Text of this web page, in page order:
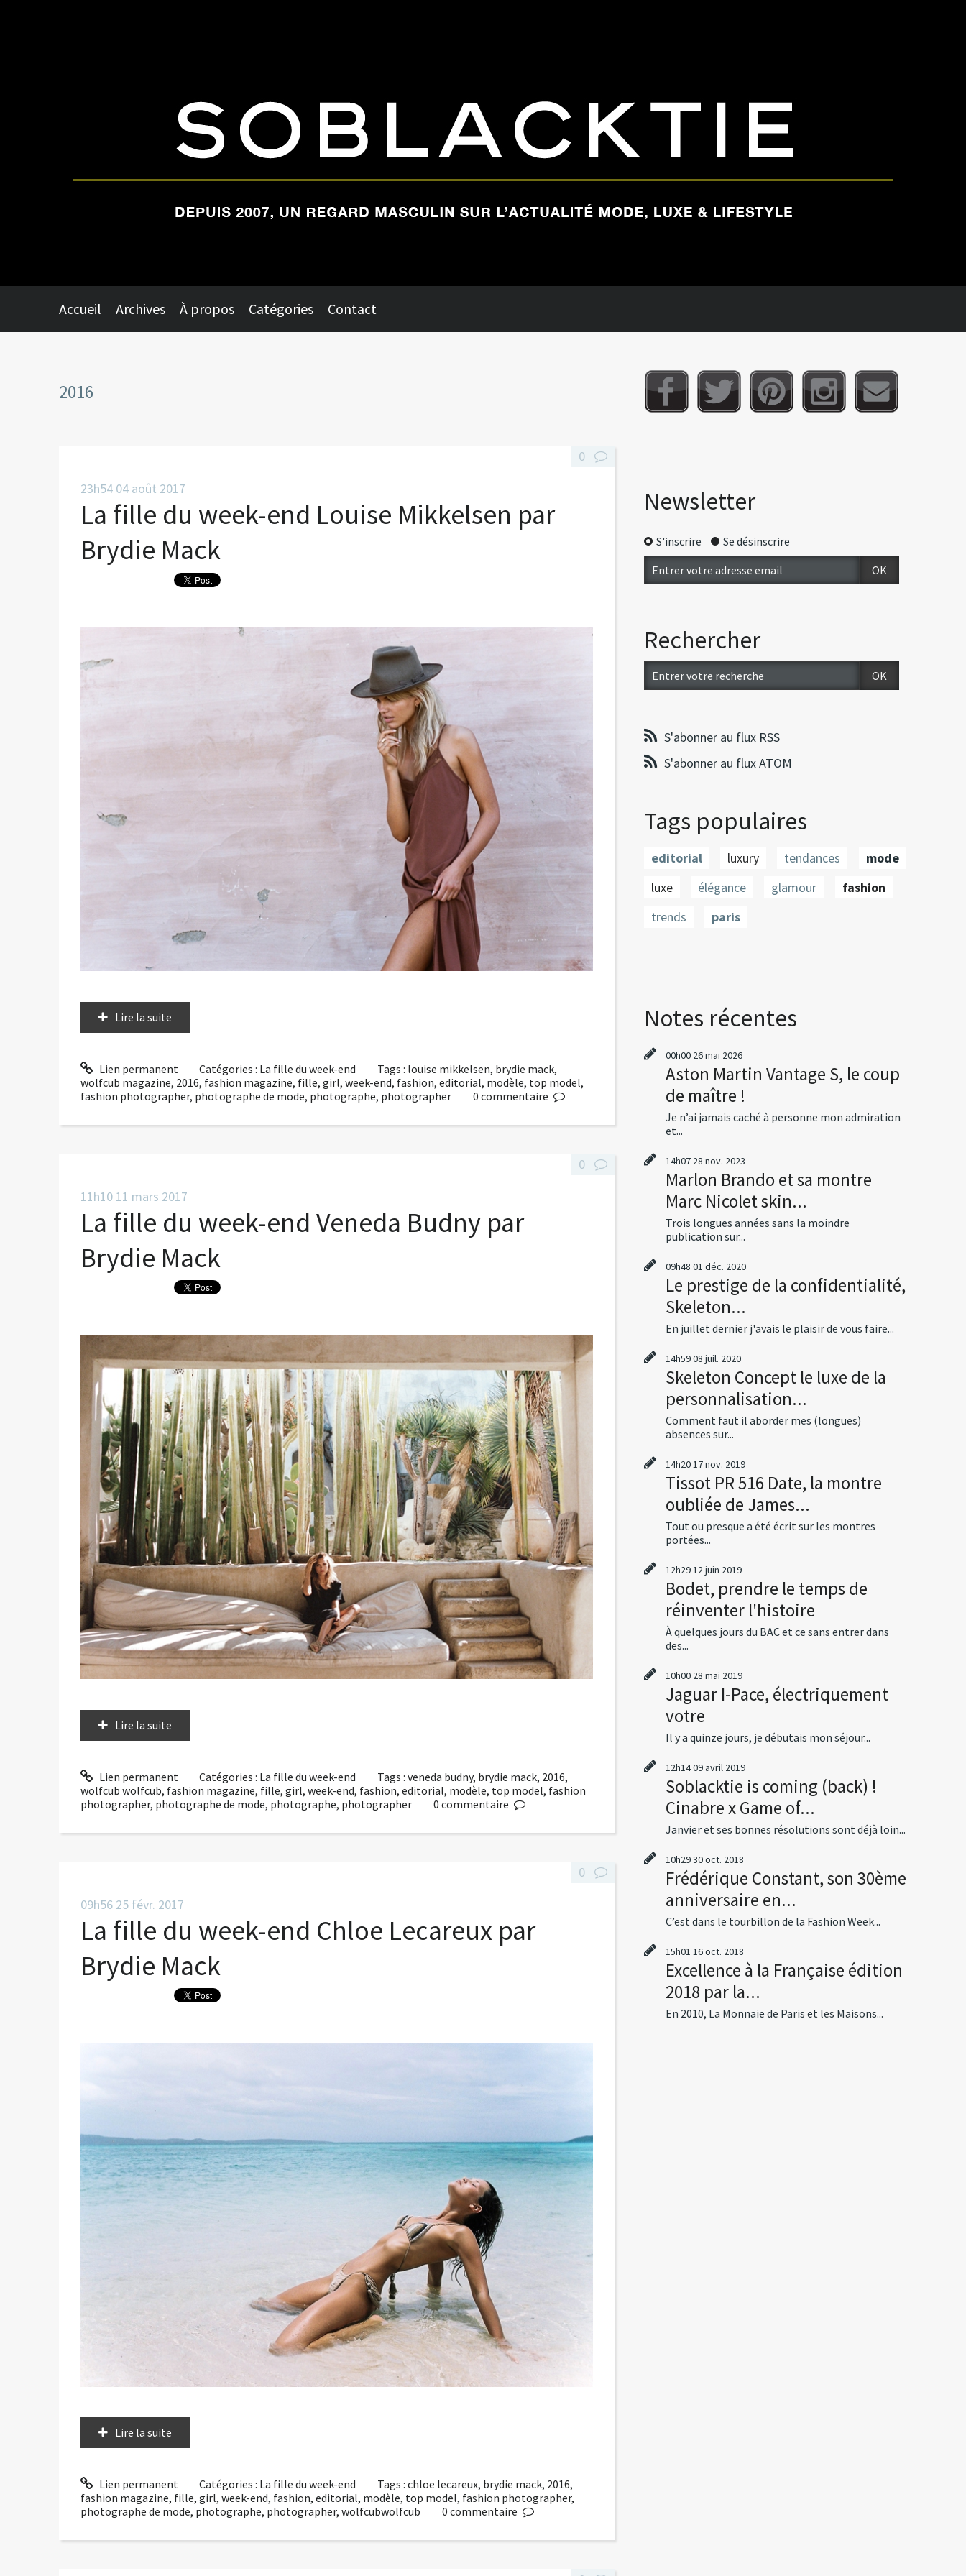
Accueil Archives À propos Catégories Contact
2016
23h54 04 août 2017
La fille du week-end Louise Mikkelsen par
Brydie Mack
Lire la suite
Lien permanent Catégories : La fille du week-end Tags : louise mikkelsen, brydie mack,
wolfcub magazine, 2016, fashion magazine, fille, girl, week-end, fashion, editorial, modèle, top model,
fashion photographer, photographe de mode, photographe, photographer
0
0 commentaire
11h10 11 mars 2017
La fille du week-end Veneda Budny par
Brydie Mack
Lire la suite
Lien permanent Catégories : La fille du week-end Tags :veneda budny, brydie mack, 2016,
wolfcub wolfcub, fashion magazine, fille, girl, week-end, fashion, editorial, modèle, top model, fashion
photographer, photographe de mode, photographe, photographer
0
0 commentaire
09h56 25 févr. 2017
La fille du week-end Chloe Lecareux par
Brydie Mack
Lire la suite
Lien permanent Catégories : La fille du week-end Tags :chloe lecareux, brydie mack, 2016,
fashion magazine, fille, girl, week-end, fashion, editorial, modèle, top model, fashion photographer,
photographe de mode, photographe, photographer, wolfcubwolfcub
0
0 commentaire
Newsletter
S'inscrire Se désinscrire
Rechercher
S'abonner au flux RSS
S'abonner au flux ATOM
Tags populaires
editorial luxury tendances
mode
luxe
élégance glamour
fashion
trends
paris
Notes récentes
00h00 26mai 2026
Aston Martin Vantage S, le coup
de maître !
Je n’ai jamais caché à personne mon admiration
et...
14h07 28 nov. 2023
Marlon Brando et sa montre
Marc Nicolet skin...
Trois longues années sans la moindre
publication sur...
09h48 01 déc. 2020
Le prestige de la confidentialité,
Skeleton...
En juillet dernier j'avais le plaisir de vous faire...
14h5908 juil. 2020
Skeleton Concept le luxe de la
personnalisation...
Comment faut il aborder mes (longues)
absences sur...
14h2017nov. 2019
Tissot PR 516 Date, la montre
oubliée de James...
Tout ou presque a été écrit sur les montres
portées...
12h2912juin 2019
Bodet, prendre le temps de
réinventer l'histoire
À quelques jours du BAC et ce sans entrer dans
des...
10h00 28 mai 2019
Jaguar I-Pace, électriquement
votre
Il y a quinze jours, je débutais mon séjour...
12h1409avril 2019
Soblacktie is coming (back) !
Cinabre x Game of...
Janvier et ses bonnes résolutions sont déjà loin...
10h2930oct. 2018
Frédérique Constant, son 30ème
anniversaire en...
C’est dans le tourbillon de la Fashion Week...
15h01 16oct. 2018
Excellence à la Française édition
2018 par la...
En 2010, La Monnaie de Paris et les Maisons...